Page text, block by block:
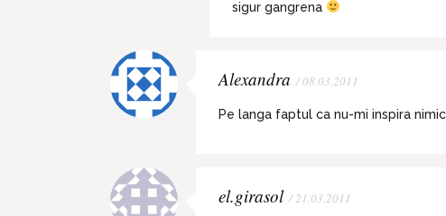
sigur gangrena
Alexandra / 08.03.2011
Pe langa faptul ca nu-mi inspira
el.girasol / 21.03.2011